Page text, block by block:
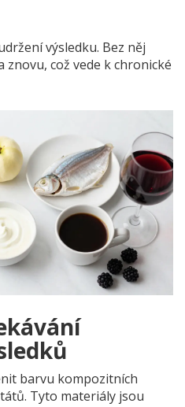
výsledku. Bez něj
což vede k chronické
barvu kompozitních
Tyto materiály jsou